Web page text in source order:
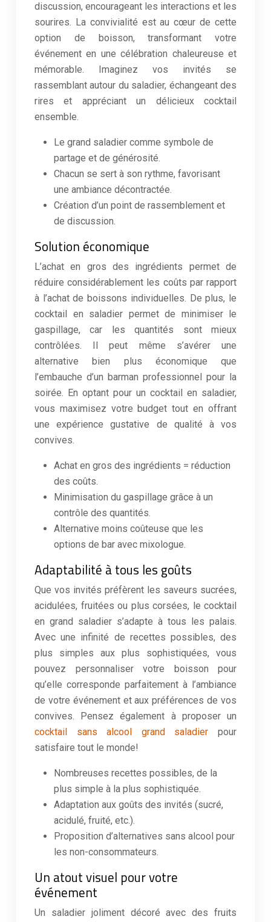
discussion, encourageant les interactions et les
sourires. La convivialité est au cœur de cette
option de boisson, transformant votre
événement en une célébration chaleureuse et
mémorable. Imaginez vos invités se
rassemblant autour du saladier, échangeant des
rires et appréciant un délicieux cocktail
ensemble.
Le grand saladier comme symbole de
partage et de générosité.
Chacun se sert à son rythme, favorisant
une ambiance décontractée.
Création d’un point de rassemblement et
de discussion.
Solution économique
L’achat en gros des ingrédients permet de
réduire considérablement les coûts par rapport
à l’achat de boissons individuelles. De plus, le
cocktail en saladier permet de minimiser le
gaspillage, car les quantités sont mieux
contrôlées. Il peut même s’avérer une
alternative bien plus économique que
l’embauche d’un barman professionnel pour la
soirée. En optant pour un cocktail en saladier,
vous maximisez votre budget tout en offrant
une expérience gustative de qualité à vos
convives.
Achat en gros des ingrédients = réduction
des coûts.
Minimisation du gaspillage grâce à un
contrôle des quantités.
Alternative moins coûteuse que les
options de bar avec mixologue.
Adaptabilité à tous les goûts
Que vos invités préfèrent les saveurs sucrées,
acidulées, fruitées ou plus corsées, le cocktail
en grand saladier s’adapte à tous les palais.
Avec une infinité de recettes possibles, des
plus simples aux plus sophistiquées, vous
pouvez personnaliser votre boisson pour
qu’elle corresponde parfaitement à l’ambiance
de votre événement et aux préférences de vos
convives. Pensez également à proposer un
cocktail sans alcool grand saladier pour
satisfaire tout le monde!
Nombreuses recettes possibles, de la
plus simple à la plus sophistiquée.
Adaptation aux goûts des invités (sucré,
acidulé, fruité, etc.).
Proposition d’alternatives sans alcool pour
les non-consommateurs.
Un atout visuel pour votre
événement
Un saladier joliment décoré avec des fruits